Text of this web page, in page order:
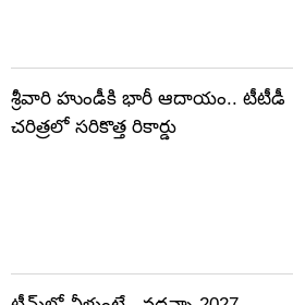
శ్రీవారి హుండీకి భారీ ఆదాయం.. టీటీడీ
చరిత్రలో సరికొత్త రికార్డు